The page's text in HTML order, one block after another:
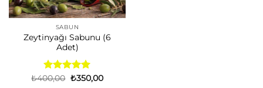
SABUN
Zeytinyağı Sabunu (6
Adet)
5 üzerinden
₺400,00 Orijinal
₺350,00Şu